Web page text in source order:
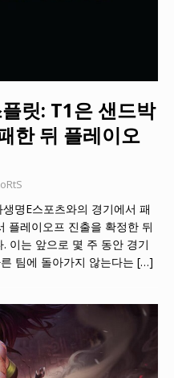
릿: T1은 샌드박
한 뒤 플레이오
명E스포츠와의 경기에서 패
플레이오프 진출을 확정한 뒤
이는 앞으로 몇 주 동안 경기
팀에 돌아가지 않는다는 […]